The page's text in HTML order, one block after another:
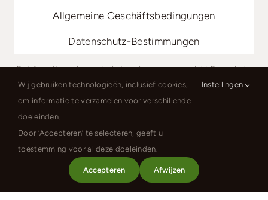
Allgemeine Geschäftsbedingungen
Datenschutz-Bestimmungen
De informatie op deze website is met zorg samengesteld. Desondanks
Prijzen en beschikbaarheid zijn onder voorbehoud. Heeft u vragen?
Neem dan contact met ons op.
booking@camping2000.com
Download van
App Store
Download van
Google Play
Wij gebruiken technologieën, inclusief cookies,
om informatie te verzamelen voor verschillende
doeleinden.
Door ‘Accepteren’ te selecteren, geeft u
toestemming voor al deze doeleinden.
Instellingen
Accepteren Afwijzen